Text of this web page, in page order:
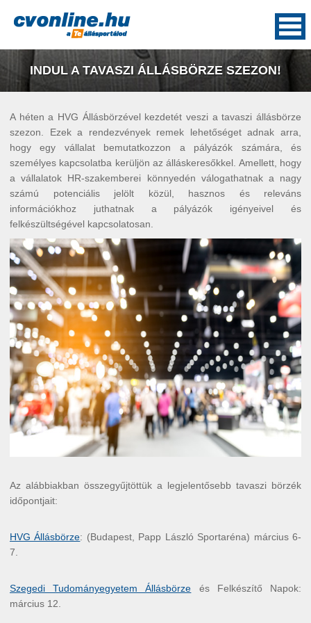
INDUL A TAVASZI ÁLLÁSBÖRZE SZEZON!
A héten a HVG Állásbörzével kezdetét veszi a tavaszi állásbörze
szezon. Ezek a rendezvények remek lehetőséget adnak arra,
hogy egy vállalat bemutatkozzon a pályázók számára, és
személyes kapcsolatba kerüljön az álláskeresőkkel. Amellett, hogy
a vállalatok HR-szakemberei könnyedén válogathatnak a nagy
számú potenciális jelölt közül, hasznos és releváns
információkhoz juthatnak a pályázók igényeivel és
felkészültségével kapcsolatosan.
Az alábbiakban összegyűjtöttük a legjelentősebb tavaszi börzék
időpontjait:
HVG Állásbörze: (Budapest, Papp László Sportaréna) március 6-
7.
Szegedi Tudományegyetem Állásbörze és Felkészítő Napok:
március 12.